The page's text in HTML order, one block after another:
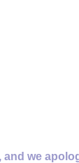
we